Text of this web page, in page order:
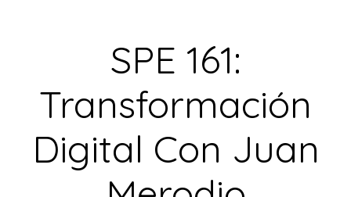
SPE 161:
Transformación
Digital Con Juan